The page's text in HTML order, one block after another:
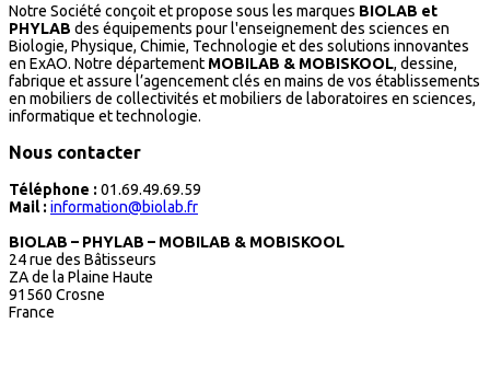
Notre Société conçoit et propose sous les marques BIOLAB et
PHYLAB des équipements pour l'enseignement des sciences en
Biologie, Physique, Chimie, Technologie et des solutions innovantes
en ExAO. Notre département MOBILAB & MOBISKOOL, dessine,
fabrique et assure l’agencement clés en mains de vos établissements
en mobiliers de collectivités et mobiliers de laboratoires en sciences,
informatique et technologie.
Nous contacter
Téléphone : 01.69.49.69.59
Mail : information@biolab.fr
BIOLAB – PHYLAB – MOBILAB & MOBISKOOL
24 rue des Bâtisseurs
ZA de la Plaine Haute
91560 Crosne
France